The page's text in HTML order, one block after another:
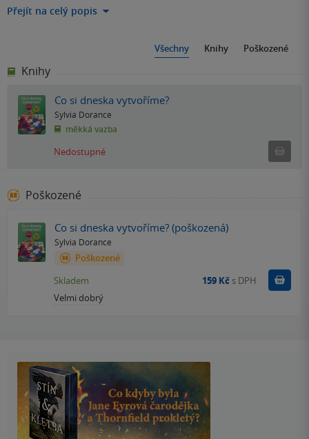
Přejít na celý popis
Všechny Knihy Poškozené
Knihy
Co si dneska vytvoříme?
Sylvia Dorance
měkká vazba
Nedostupné
Poškozené
Co si dneska vytvoříme? (poškozená)
Sylvia Dorance
Poškozené
Velmi dobrý
Skladem 159 Kč s DPH